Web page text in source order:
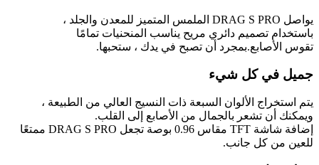
يواصل DRAG S PRO الملمس المتميز للمعدن والجلد ،
باستخدام تصميم دائري مريح يناسب المنحنيات تمامًا
تقوس الأصابع.بمجرد أن تصبح في يدك ، ستحبها.
جميل في كل شيء
يتم استخراج الألوان السبعة ذات النسيج العالي من الطبيعة ،
ويمكنك أن تشعر بالجمال من الأصابع إلى القلب.
إضافة شاشة TFT مقاس 0.96 بوصة تجعل DRAG S PRO ممتعًا
للعين من كل جانب.